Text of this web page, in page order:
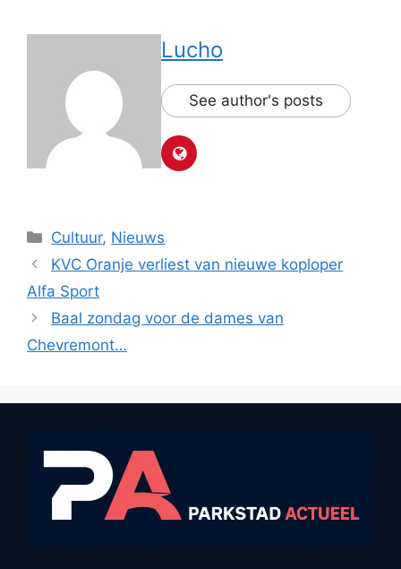
Lucho
See author's posts
Categorieën
Cultuur, Nieuws
KVC Oranje verliest van nieuwe koploper
Alfa Sport
Baal zondag voor de dames van
Chevremont…